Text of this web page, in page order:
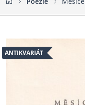
ANTIKVARIÁT